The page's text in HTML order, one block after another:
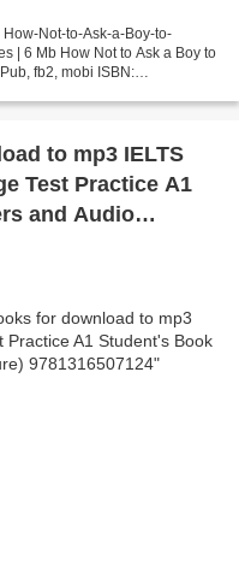
How-Not-to-Ask-a-Boy-to-
| 6 Mb How Not to Ask a Boy to
fb2, mobi ISBN:
to mp3 IELTS
Test Practice A1
and Audio